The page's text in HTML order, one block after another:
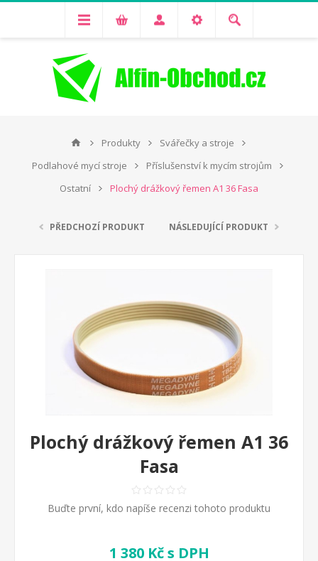
Produkty
Svářečky a stroje
Podlahové mycí stroje
Příslušenství k mycím strojům
Ostatní
Plochý drážkový řemen A1 36 Fasa
PŘEDCHOZÍ PRODUKT NÁSLEDUJÍCÍ PRODUKT
Plochý drážkový řemen A1 36
Fasa
Buďte první, kdo napíše recenzi tohoto produktu
1 380 Kč s DPH